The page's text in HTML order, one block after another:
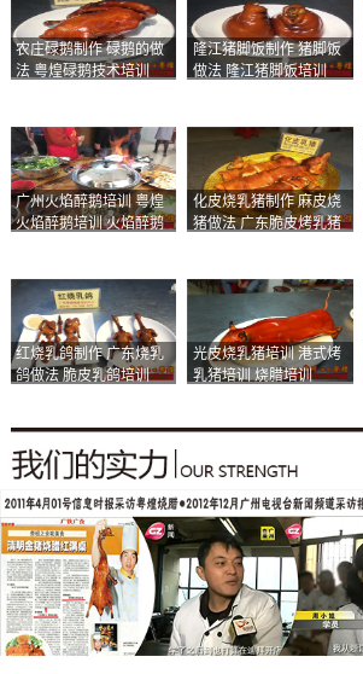
农庄碌鹅制作 碌鹅的做
法 粤煌碌鹅技术培训
隆江猪脚饭制作 猪脚饭
做法 隆江猪脚饭培训
广州火焰醉鹅培训 粤煌
火焰醉鹅培训 火焰醉鹅
化皮烧乳猪制作 麻皮烧
猪做法 广东脆皮烤乳猪
红烧乳鸽制作 广东烧乳
鸽做法 脆皮乳鸽培训
光皮烧乳猪培训 港式烤
乳猪培训 烧腊培训